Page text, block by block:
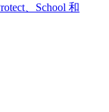
、School 和